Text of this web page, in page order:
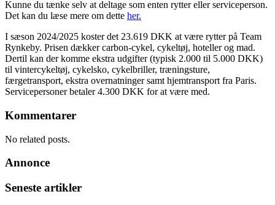
Kunne du tænke selv at deltage som enten rytter eller serviceperson.
Det kan du læse mere om dette her.
I sæson 2024/2025 koster det 23.619 DKK at være rytter på Team
Rynkeby. Prisen dækker carbon-cykel, cykeltøj, hoteller og mad.
Dertil kan der komme ekstra udgifter (typisk 2.000 til 5.000 DKK)
til vintercykeltøj, cykelsko, cykelbriller, træningsture,
færgetransport, ekstra overnatninger samt hjemtransport fra Paris.
Servicepersoner betaler 4.300 DKK for at være med.
Kommentarer
No related posts.
Annonce
Seneste artikler